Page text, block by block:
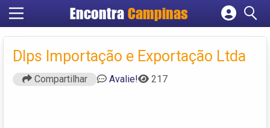
Encontra Campinas
Cadastrar empresa
Criar conta
Dlps Importação e Exportação Ltda
Compartilhar Avalie! 217